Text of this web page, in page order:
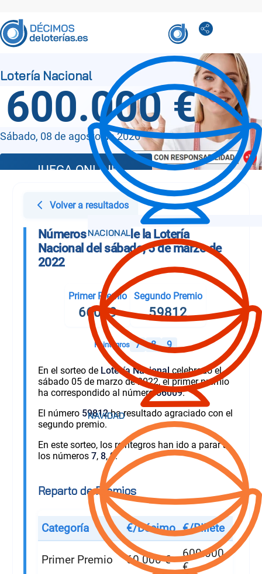
Volver a resultados
Números Sorteo de la Lotería
Nacional del sábado, 5 de marzo de
2022
Primer Premio
66009
Segundo Premio
59812
Reintegros 7 8 9
En el sorteo de Lotería Nacionalcelebrado el
sábado 05 de marzo de 2022, el primer premio
ha correspondido al número66009.
El número 59812ha resultado agraciado con el
segundo premio.
En este sorteo, los reintegros han ido a parar a
los números 7, 8,9 .
Reparto de Premios
Categoría €/Décimo €/Billete
Primer Premio 60.000 €
600.000
€
600.000 €
Sábado, 08 de agosto de 2026
JUEGA ONLINE